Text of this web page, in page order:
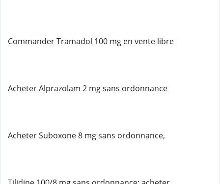
Commander Tramadol 100 mg en vente libre
Acheter Alprazolam 2 mg sans ordonnance
Acheter Suboxone 8 mg sans ordonnance,